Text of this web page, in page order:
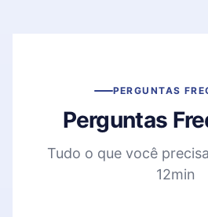
PERGUNTAS
Perguntas
Tudo o que você
12min